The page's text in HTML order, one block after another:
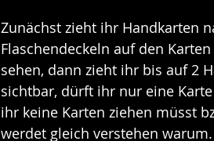
Zunächst zieht ihr Handkarten
Flaschendeckeln auf den
sehen, dann zieht ihr bis auf 2
sichtbar, dürft ihr nur eine
ihr keine Karten ziehen müsst
werdet gleich verstehen